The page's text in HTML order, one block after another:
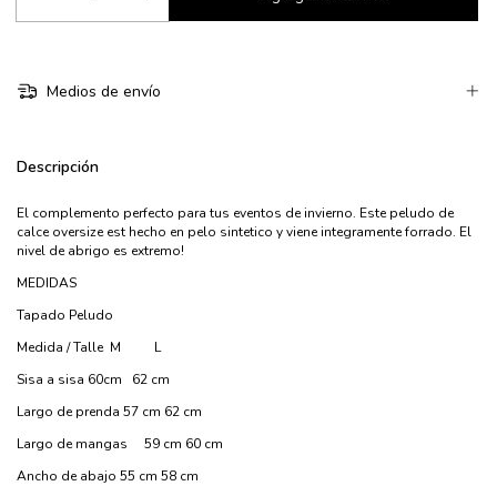
Medios de envío
Descripción
El complemento perfecto para tus eventos de invierno. Este peludo de
calce oversize est hecho en pelo sintetico y viene integramente forrado. El
nivel de abrigo es extremo!
MEDIDAS
Tapado Peludo
Medida / Talle M
L
Sisa a sisa 60cm
62 cm
Largo de prenda 57 cm 62 cm
Largo de mangas 59 cm 60 cm
Ancho de abajo 55 cm 58 cm